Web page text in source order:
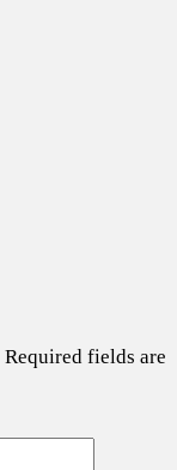
Required fields are